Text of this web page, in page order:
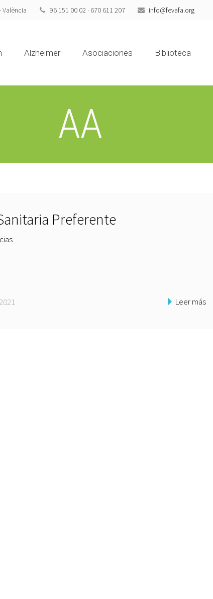
València 96 151 00 02 · 670 611 207 info@fevafa.org
Alzheimer Asociaciones Biblioteca
AA
Preferente
Leer más